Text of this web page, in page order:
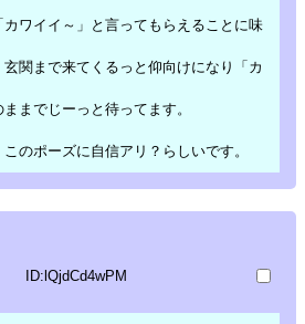
ワイイ～」と言ってもらえることに味
関まで来てくるっと仰向けになり「カ
までじーっと待ってます。
のポーズに自信アリ？らしいです。
ID:lQjdCd4wPM